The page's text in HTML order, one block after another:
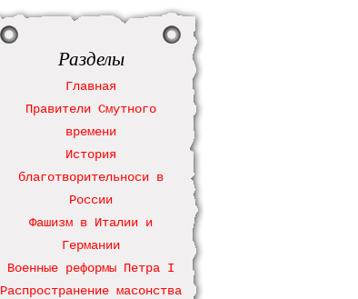
Разделы
Главная
Правители Смутного
времени
История
благотворительноси в
России
Фашизм в Италии и
Германии
Военные реформы Петра І
Распространение масонства